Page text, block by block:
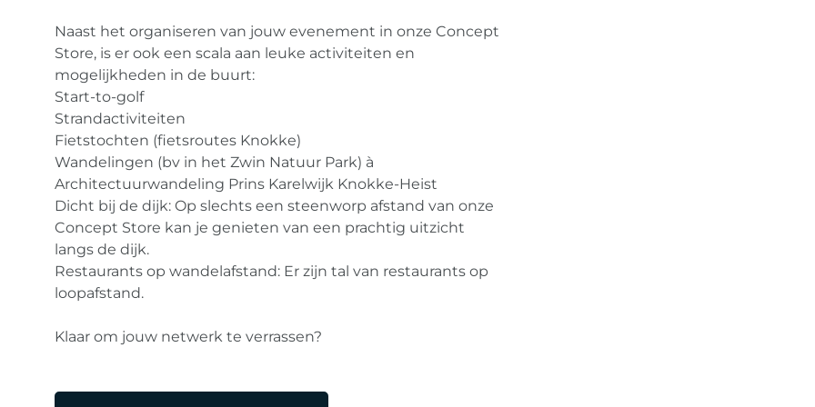
Naast het organiseren van jouw evenement in onze Concept
Store, is er ook een scala aan leuke activiteiten en
mogelijkheden in de buurt:
Start-to-golf
Strandactiviteiten
Fietstochten (fietsroutes Knokke)
Wandelingen (bv in het Zwin Natuur Park) à
Architectuurwandeling Prins Karelwijk Knokke-Heist
Dicht bij de dijk: Op slechts een steenworp afstand van onze
Concept Store kan je genieten van een prachtig uitzicht
langs de dijk.
Restaurants op wandelafstand: Er zijn tal van restaurants op
loopafstand.
Klaar om jouw netwerk te verrassen?